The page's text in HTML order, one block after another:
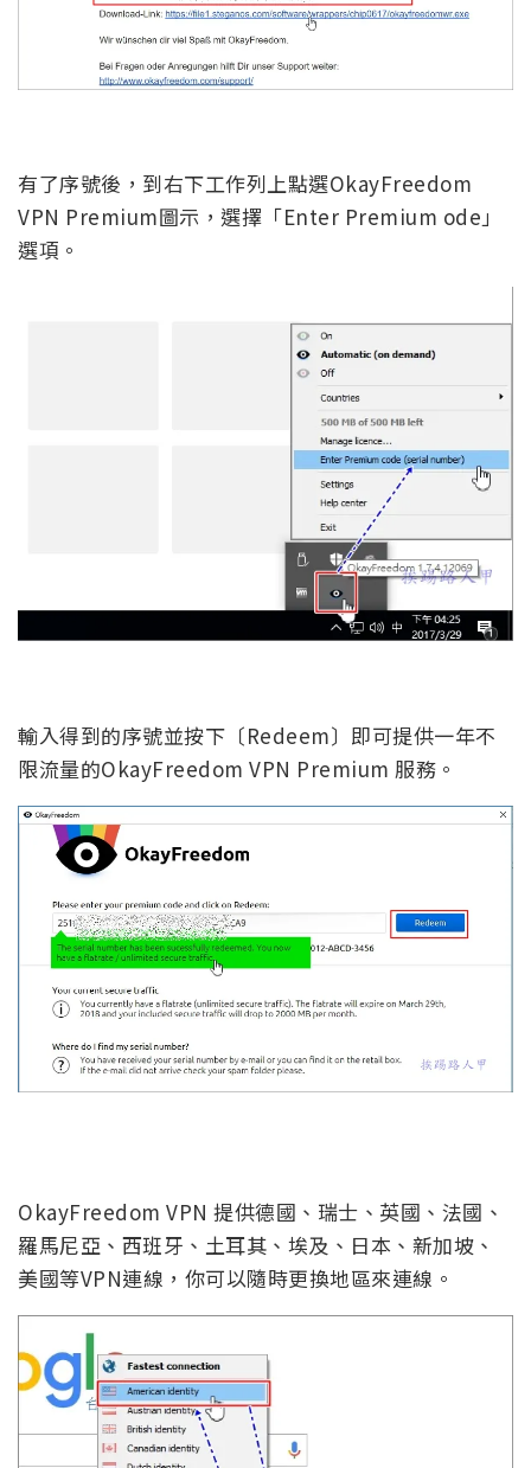
有了序號後，到右下工作列上點選OkayFreedom
VPN Premium圖示，選擇「Enter Premium ode」
選項。
輸入得到的序號並按下〔Redeem〕即可提供一年不
限流量的OkayFreedom VPN Premium 服務。
OkayFreedom VPN 提供德國、瑞士、英國、法國、
羅馬尼亞、西班牙、土耳其、埃及、日本、新加坡、
美國等VPN連線，你可以隨時更換地區來連線。